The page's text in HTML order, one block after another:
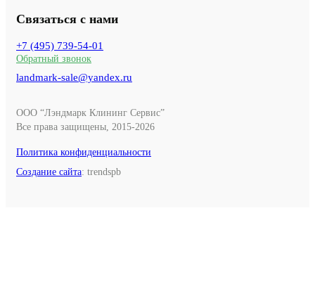
Связаться с нами
+7 (495) 739-54-01
Обратный звонок
landmark-sale@yandex.ru
ООО “Лэндмарк Клининг Сервис”
Все права защищены, 2015-2026
Политика конфиденциальности
Создание сайта: trendspb